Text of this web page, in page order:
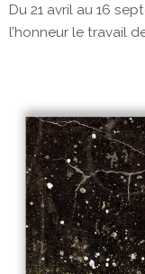
Du 21 avril au 16
l’honneur le travail